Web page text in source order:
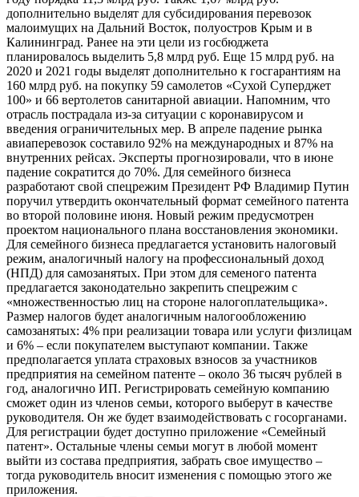
дополнительно выделят для субсидирования перевозок
малоимущих на Дальний Восток, полуостров Крым и в
Калининград. Ранее на эти цели из госбюджета
планировалось выделить 5,8 млрд руб. Еще 15 млрд руб. на
2020 и 2021 годы выделят дополнительно к госгарантиям на
160 млрд руб. на покупку 59 самолетов «Сухой Суперджет
100» и 66 вертолетов санитарной авиации. Напомним, что
отрасль пострадала из-за ситуации с коронавирусом и
введения ограничительных мер. В апреле падение рынка
авиаперевозок составило 92% на международных и 87% на
внутренних рейсах. Эксперты прогнозировали, что в июне
падение сократится до 70%. Для семейного бизнеса
разработают свой спецрежим Президент РФ Владимир Путин
поручил утвердить окончательный формат семейного патента
во второй половине июня. Новый режим предусмотрен
проектом национального плана восстановления экономики.
Для семейного бизнеса предлагается установить налоговый
режим, аналогичный налогу на профессиональный доход
(НПД) для самозанятых. При этом для семеного патента
предлагается законодательно закрепить спецрежим с
«множественностью лиц на стороне налогоплательщика».
Размер налогов будет аналогичным налогообложению
самозанятых: 4% при реализации товара или услуги физлицам
и 6% – если покупателем выступают компании. Также
предполагается уплата страховых взносов за участников
предприятия на семейном патенте – около 36 тысяч рублей в
год, аналогично ИП. Регистрировать семейную компанию
сможет один из членов семьи, которого выберут в качестве
руководителя. Он же будет взаимодействовать с госорганами.
Для регистрации будет доступно приложение «Семейный
патент». Остальные члены семьи могут в любой момент
выйти из состава предприятия, забрать свое имущество –
тогда руководитель вносит изменения с помощью этого же
приложения.